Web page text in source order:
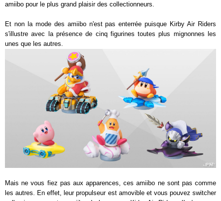
amiibo pour le plus grand plaisir des collectionneurs.
Et non la mode des amiibo n'est pas enterrée puisque Kirby Air Riders
s'illustre avec la présence de cinq figurines toutes plus mignonnes les
unes que les autres.
Mais ne vous fiez pas aux apparences, ces amiibo ne sont pas comme
les autres. En effet, leur propulseur est amovible et vous pouvez switcher